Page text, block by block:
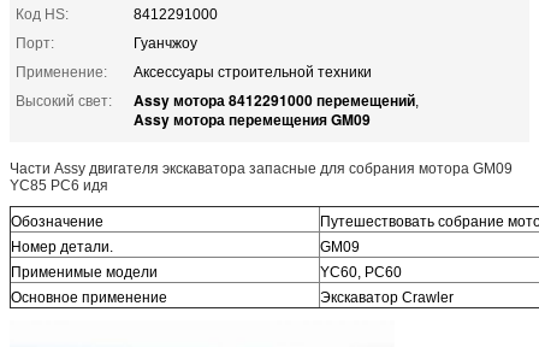
Код HS:
8412291000
Порт:
Гуанчжоу
Применение:
Аксессуары строительной техники
Высокий свет:
Assy мотора 8412291000 перемещений,
Assy мотора перемещения GM09
Части Assy двигателя экскаватора запасные для собрания мотора GM09
YC85 PC6 идя
Обозначение
Путешествовать собрание
Номер детали.
GM09
Применимые модели
YC60, PC60
Основное применение
Экскаватор Crawler